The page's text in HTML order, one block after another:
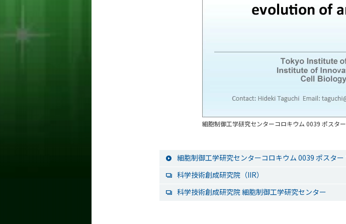
細胞制御工学研究センターコロキウム 0039 ポスター
細胞制御工学研究センターコロキウム 0039 ポスター
科学技術創成研究院（IIR）
科学技術創成研究院 細胞制御工学研究センター